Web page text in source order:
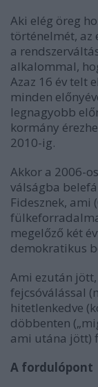
Aki elég öreg
történelmét, az
a
alkalommal,
Azaz 16 év telt
minden
legnagyobb
kormány
2010-ig.
Akkor a 2006-
válságba
Fidesznek, ami
megelőző két
demokratikus
Ami ezután
fejcsóválással
hitetlenkedve
döbbenten
ami utána jött)
A fordulópont